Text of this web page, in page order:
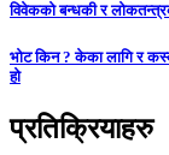
विवेकको बन्धकी र
भोट किन ? केका लागि र
हो
प्रतिक्रियाहरु